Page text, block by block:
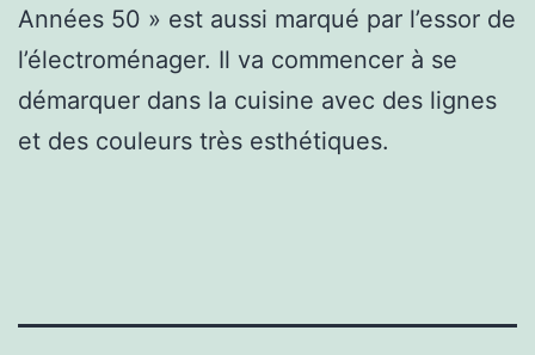
Années 50 » est aussi marqué par l’essor de
l’électroménager. Il va commencer à se
démarquer dans la cuisine avec des lignes
et des couleurs très esthétiques.